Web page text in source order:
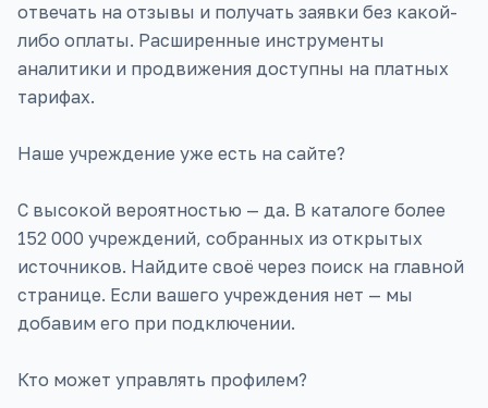
отвечать на отзывы и получать заявки без какой-
либо оплаты. Расширенные инструменты
аналитики и продвижения доступны на платных
тарифах.
Наше учреждение уже есть на сайте?
С высокой вероятностью — да. В каталоге более
152 000 учреждений, собранных из открытых
источников. Найдите своё через поиск на главной
странице. Если вашего учреждения нет — мы
добавим его при подключении.
Кто может управлять профилем?